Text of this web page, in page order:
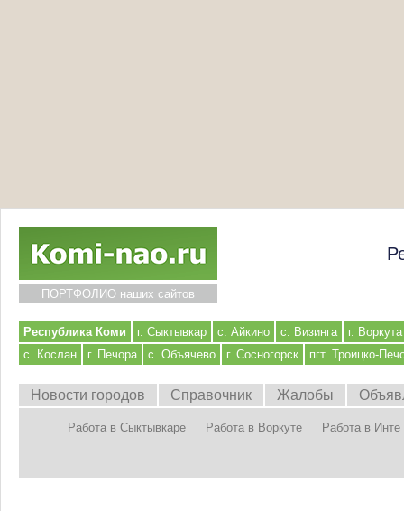
ПОРТФОЛИО наших сайтов
Республика Коми г. Сыктывкар с. Айкино с. Визинга
г. Воркута
с. Кослан
г. Печора с. Объячево г. Сосногорск пгт. Троицко-
Новости городов Справочник Жалобы
Работа в Сыктывкаре Работа в Воркуте Работа в Инте